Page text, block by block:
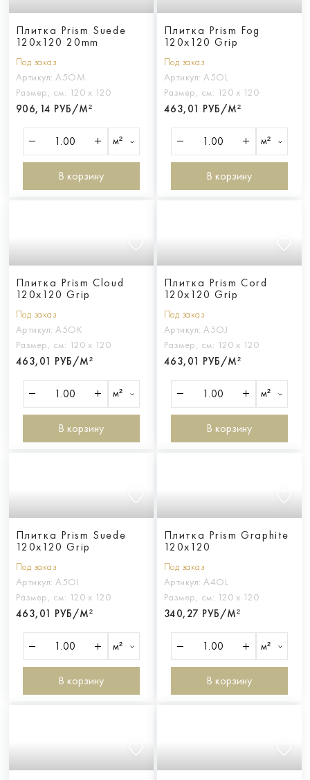
Плитка Prism Suede
120x120 20mm
Под заказ
Артикул: A5OM
Размер, см: 120 х 120
906,14 РУБ/М²
м²
В корзину
Плитка Prism Fog
120x120 Grip
Под заказ
Артикул: A5OL
Размер, см: 120 х 120
463,01 РУБ/М²
м²
В корзину
Плитка Prism Cloud
120x120 Grip
Под заказ
Артикул: A5OK
Размер, см: 120 х 120
463,01 РУБ/М²
м²
В корзину
Плитка Prism Cord
120x120 Grip
Под заказ
Артикул: A5OJ
Размер, см: 120 х 120
463,01 РУБ/М²
м²
В корзину
Плитка Prism Suede
120x120 Grip
Под заказ
Артикул: A5OI
Размер, см: 120 х 120
463,01 РУБ/М²
м²
В корзину
Плитка Prism Graphite
120x120
Под заказ
Артикул: A4OL
Размер, см: 120 х 120
340,27 РУБ/М²
м²
В корзину